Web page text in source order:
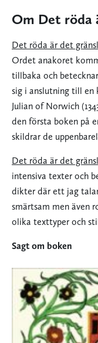
Om Det röda
Det röda är det
Ordet anakoret
tillbaka och
sig i anslutning till
Julian of Norwich
den första boken på
skildrar de
Det röda är det
intensiva texter och
dikter där ett jag
smärtsam men även
olika texttyper och
Sagt om boken